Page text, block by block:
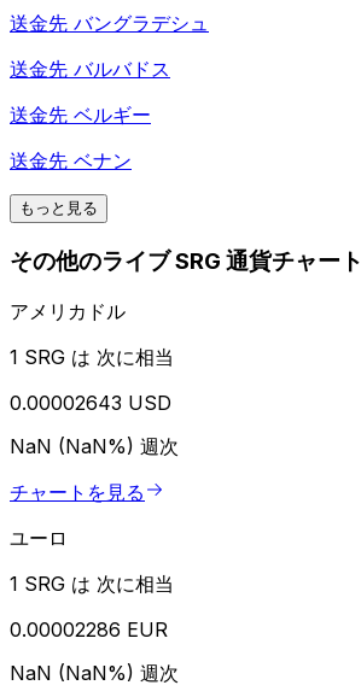
送金先 バングラデシュ
送金先 バルバドス
送金先 ベルギー
送金先 ベナン
もっと見る
その他のライブ SRG 通貨チャート
アメリカドル
1 SRG は 次に相当
0.00002643 USD
NaN (NaN%) 週次
チャートを見る
ユーロ
1 SRG は 次に相当
0.00002286 EUR
NaN (NaN%) 週次